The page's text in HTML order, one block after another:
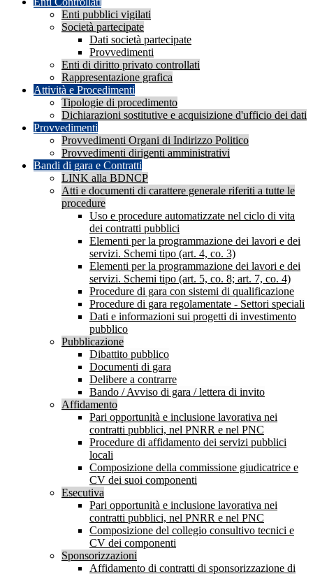
Enti pubblici vigilati
Società partecipate
Dati società partecipate
Provvedimenti
Enti di diritto privato controllati
Rappresentazione grafica
Attività e Procedimenti
Tipologie di procedimento
Dichiarazioni sostitutive e acquisizione d'ufficio dei dati
Provvedimenti
Provvedimenti Organi di Indirizzo Politico
Provvedimenti dirigenti amministrativi
Bandi di gara e Contratti
LINK alla BDNCP
Atti e documenti di carattere generale riferiti a tutte le
procedure
Uso e procedure automatizzate nel ciclo di vita
dei contratti pubblici
Elementi per la programmazione dei lavori e dei
servizi. Schemi tipo (art. 4, co. 3)
Elementi per la programmazione dei lavori e dei
servizi. Schemi tipo (art. 5, co. 8; art. 7, co. 4)
Procedure di gara con sistemi di qualificazione
Procedure di gara regolamentate - Settori speciali
Dati e informazioni sui progetti di investimento
pubblico
Pubblicazione
Dibattito pubblico
Documenti di gara
Delibere a contrarre
Bando / Avviso di gara / lettera di invito
Affidamento
Pari opportunità e inclusione lavorativa nei
contratti pubblici, nel PNRR e nel PNC
Procedure di affidamento dei servizi pubblici
locali
Composizione della commissione giudicatrice e
CV dei suoi componenti
Esecutiva
Pari opportunità e inclusione lavorativa nei
contratti pubblici, nel PNRR e nel PNC
Composizione del collegio consultivo tecnici e
CV dei componenti
Sponsorizzazioni
Affidamento di contratti di sponsorizzazione di